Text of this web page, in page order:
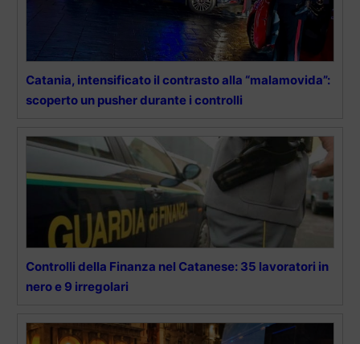
Catania, intensificato il contrasto alla “malamovida”:
scoperto un pusher durante i controlli
Controlli della Finanza nel Catanese: 35 lavoratori in
nero e 9 irregolari